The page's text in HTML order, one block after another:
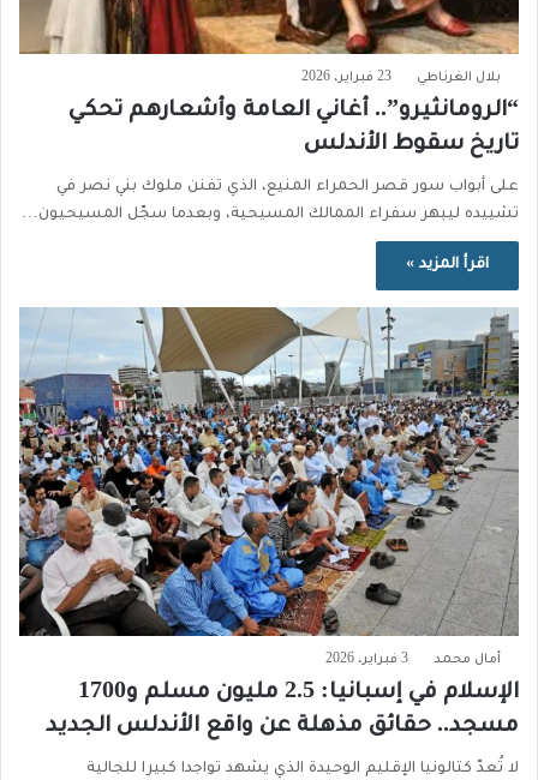
بلال الغرناطي 23 فبراير، 2026
“الرومانثيرو”.. أغاني العامة وأشعارهم تحكي
تاريخ سقوط الأندلس
على أبواب سور قصر الحمراء المنيع، الذي تفنن ملوك بني نصر في
تشييده ليبهر سفراء الممالك المسيحية، وبعدما سجّل المسيحيون…
اقرأ المزيد »
أمال محمد 3 فبراير، 2026
الإسلام في إسبانيا: 2.5 مليون مسلم و1700
مسجد.. حقائق مذهلة عن واقع الأندلس الجديد
لا تُعدّ كتالونيا الإقليم الوحيدة الذي يشهد تواجدا كبيرا للجالية